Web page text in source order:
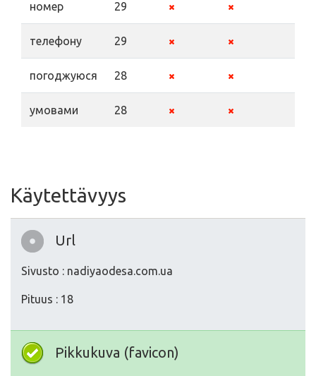
номер 29
телефону 29
погоджуюся 28
умовами 28
Käytettävyys
Url
Sivusto : nadiyaodesa.com.ua
Pituus : 18
Pikkukuva (favicon)